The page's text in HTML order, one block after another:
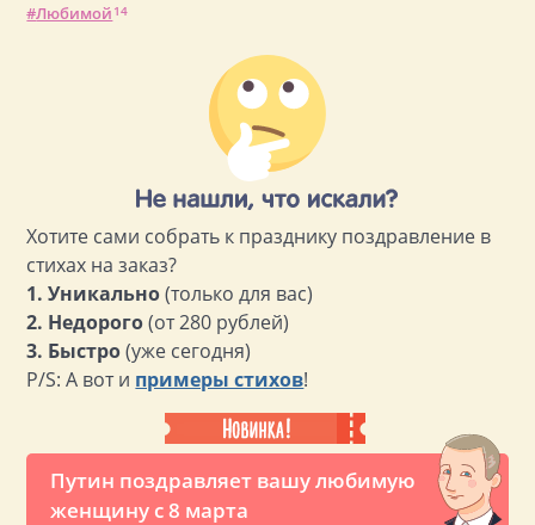
Путин поздравляет вашу любимую
женщину с 8 марта
Любимой 14
Хотите сами собрать к празднику поздравление в
стихах на заказ?
1. Уникально(только для вас)
2. Недорого(от 280 рублей)
3. Быстро(уже сегодня)
P/S: А вот и примеры стихов!